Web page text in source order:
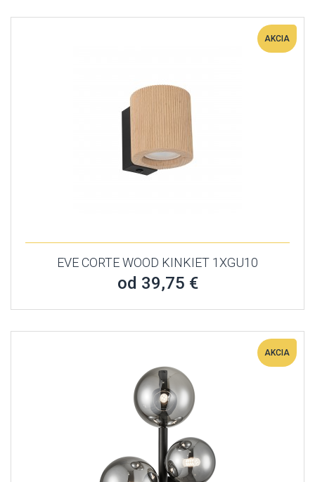
AKCIA
EVE CORTE WOOD KINKIET 1XGU10
od 39,75 €
AKCIA